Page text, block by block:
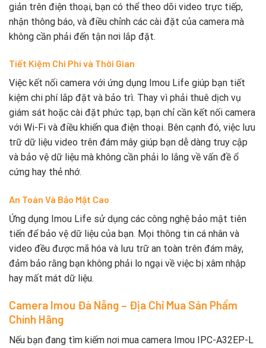
giản trên điện thoại, bạn có thể theo dõi video trực tiếp,
nhận thông báo, và điều chỉnh các cài đặt của camera mà
không cần phải đến tận nơi lắp đặt.
Tiết Kiệm Chi Phí và Thời Gian
Việc kết nối camera với ứng dụng Imou Life giúp bạn tiết
kiệm chi phí lắp đặt và bảo trì. Thay vì phải thuê dịch vụ
giám sát hoặc cài đặt phức tạp, bạn chỉ cần kết nối camera
với Wi-Fi và điều khiển qua điện thoại. Bên cạnh đó, việc lưu
trữ dữ liệu video trên đám mây giúp bạn dễ dàng truy cập
và bảo vệ dữ liệu mà không cần phải lo lắng về vấn đề ổ
cứng hay thẻ nhớ.
An Toàn Và Bảo Mật Cao
Ứng dụng Imou Life sử dụng các công nghệ bảo mật tiên
tiến để bảo vệ dữ liệu của bạn. Mọi thông tin cá nhân và
video đều được mã hóa và lưu trữ an toàn trên đám mây,
đảm bảo rằng bạn không phải lo ngại về việc bị xâm nhập
hay mất mát dữ liệu.
Camera Imou Đà Nẵng – Địa Chỉ Mua Sản Phẩm
Chính Hãng
Nếu bạn đang tìm kiếm nơi mua camera Imou IPC-A32EP-L